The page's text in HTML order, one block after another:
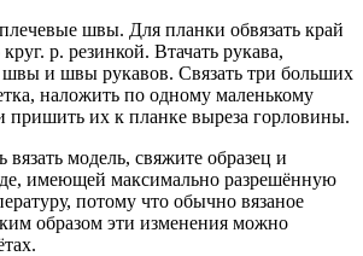
швы. Для планки обвязать край
р. резинкой. Втачать рукава,
и швы рукавов. Связать три больших
наложить по одному маленькому
пришить их к планке выреза горловины.
вязать модель, свяжите образец и
имеющей максимально разрешённую
потому что обычно вязаное
образом эти изменения можно